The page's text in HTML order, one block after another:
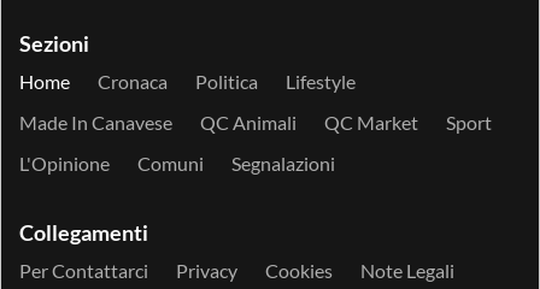
Sezioni
Home Cronaca Politica
Lifestyle
Made In Canavese
QC Animali QC Market
Sport
L'Opinione
Comuni Segnalazioni
Collegamenti
Per Contattarci Privacy Cookies
Note Legali